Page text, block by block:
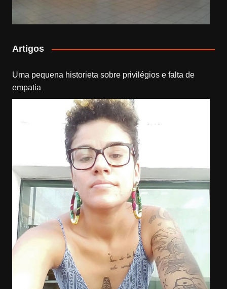
Artigos
Uma pequena historieta sobre privilégios e falta de
empatia